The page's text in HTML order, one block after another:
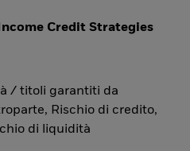
Credit Strategies
/ titoli garantiti da
Rischio di credito,
di liquidità